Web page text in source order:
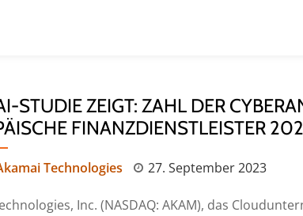
STUDIE ZEIGT: ZAHL DER
FINANZDIENSTLEISTER
Technologies 27. September 2023
Inc. (NASDAQ: AKAM), das